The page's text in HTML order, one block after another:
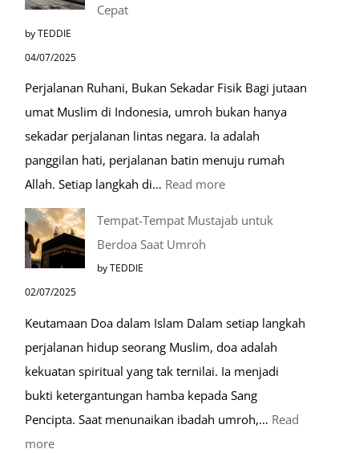
Cepat
by TEDDIE
04/07/2025
Perjalanan Ruhani, Bukan Sekadar Fisik Bagi jutaan
umat Muslim di Indonesia, umroh bukan hanya
sekadar perjalanan lintas negara. Ia adalah
panggilan hati, perjalanan batin menuju rumah
Allah. Setiap langkah di… Read more:
Paket
Umroh
Dengan
Kereta
Cepat
Tempat-Tempat Mustajab untuk
Berdoa Saat Umroh
by TEDDIE
02/07/2025
Keutamaan Doa dalam Islam Dalam setiap langkah
perjalanan hidup seorang Muslim, doa adalah
kekuatan spiritual yang tak ternilai. Ia menjadi
bukti ketergantungan hamba kepada Sang
Pencipta. Saat menunaikan ibadah umroh,… Read
more: